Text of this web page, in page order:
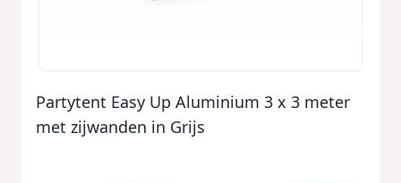
Partytent Easy Up Aluminium 3 x 3 meter
met zijwanden in Grijs